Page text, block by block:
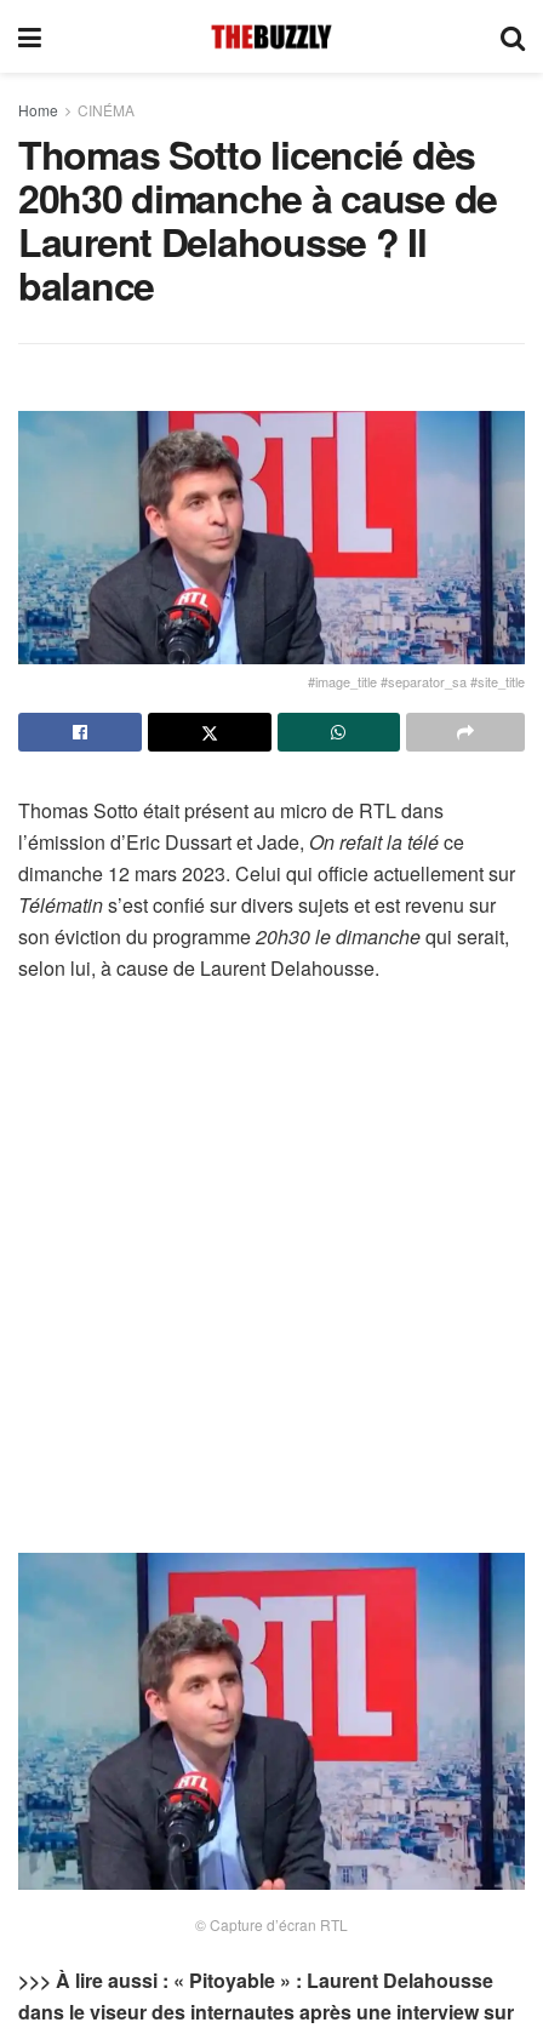
Home CINÉMA
Thomas Sotto licencié dès
20h30 dimanche à cause de
Laurent Delahousse ? Il
balance
#image_title #separator_sa #site_title
Thomas Sotto était présent au micro de RTL dans
l’émission d’Eric Dussart et Jade, On refait la téléce
dimanche 12 mars 2023. Celui qui officie actuellement sur
Télématins’est confié sur divers sujets et est revenu sur
son éviction du programme20h30 le dimanchequi serait,
selon lui, à cause de Laurent Delahousse.
© Capture d’écran RTL
>>> À lire aussi : « Pitoyable » : Laurent Delahousse
dans le viseur des internautes après une interview sur